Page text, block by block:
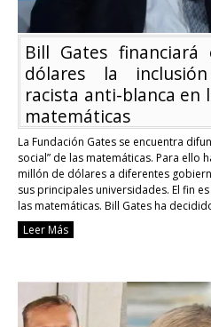
Bill Gates
dólares la
racista anti-blanca en
matemáticas
La Fundación Gates se encuentra
social” de las matemáticas. Para ello
millón de dólares a diferentes
sus principales universidades. El fin
las matemáticas. Bill Gates ha
fundación. La propuesta de …
Leer Más